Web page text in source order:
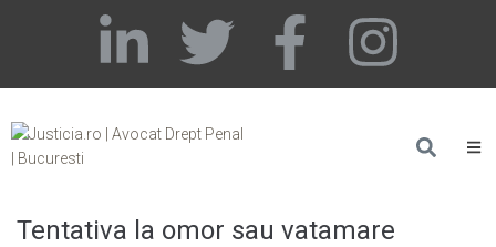
Tentativa la omor sau vatamare